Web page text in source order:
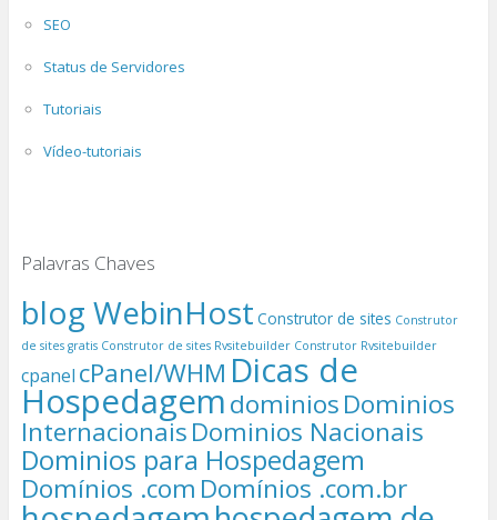
SEO
Status de Servidores
Tutoriais
Vídeo-tutoriais
Palavras Chaves
blog WebinHost Construtor de sites Construtor
de sites gratis Construtor de sites Rvsitebuilder Construtor Rvsitebuilder
cpanel cPanel/WHM Dicas de
HospedagemdominiosDominios
InternacionaisDominios Nacionais
Dominios para Hospedagem
Domínios .com Domínios .com.br